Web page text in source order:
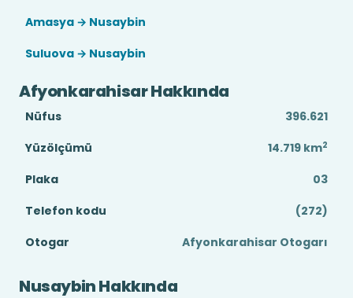
Amasya → Nusaybin
Suluova → Nusaybin
Afyonkarahisar Hakkında
Nüfus
396.621
Yüzölçümü
14.719 km2
Plaka
03
Telefon kodu
(272)
Otogar
Afyonkarahisar Otogarı
Nusaybin Hakkında